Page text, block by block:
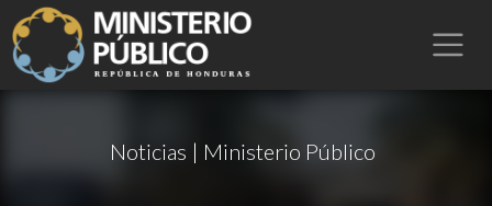
Noticias | Ministerio Público